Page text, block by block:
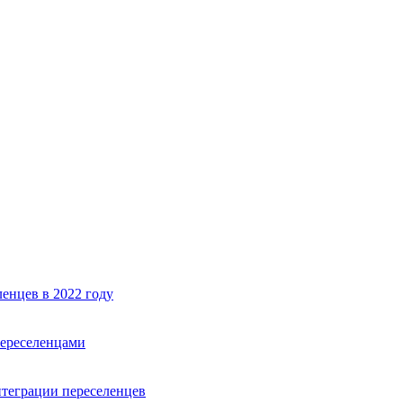
в 2022 году
переселенцев